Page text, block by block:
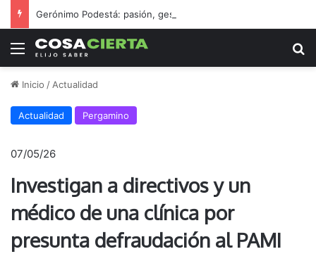
Menú
Inicio / Actualidad
Actualidad Pergamino
07/05/26
Investigan a directivos y un
médico de una clínica por
presunta defraudación al PAMI